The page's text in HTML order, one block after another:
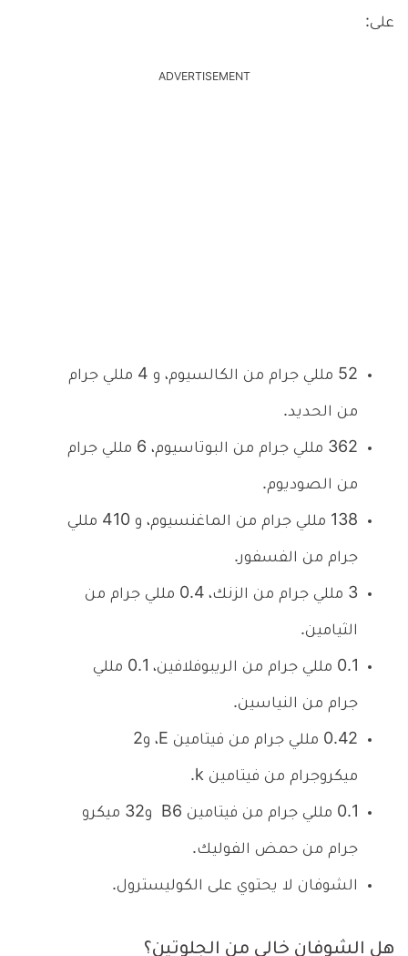
على:
ADVERTISEMENT
52 مللي جرام من الكالسيوم، و 4 مللي جرام
من الحديد.
362 مللي جرام من البوتاسيوم، 6 مللي جرام
من الصوديوم.
138 مللي جرام من الماغنسيوم، و 410 مللي
جرام من الفسفور.
3 مللي جرام من الزنك، 0.4 مللي جرام من
الثيامين.
0.1 مللي جرام من الريبوفلافين، 0.1 مللي
جرام من النياسين.
0.42 مللي جرام من فيتامين E، و2
ميكروجرام من فيتامين k.
0.1 مللي جرام من فيتامين B6 و32 ميكرو
جرام من حمض الفوليك.
الشوفان لا يحتوي على الكوليسترول.
هل الشوفان خالي من الجلوتين؟